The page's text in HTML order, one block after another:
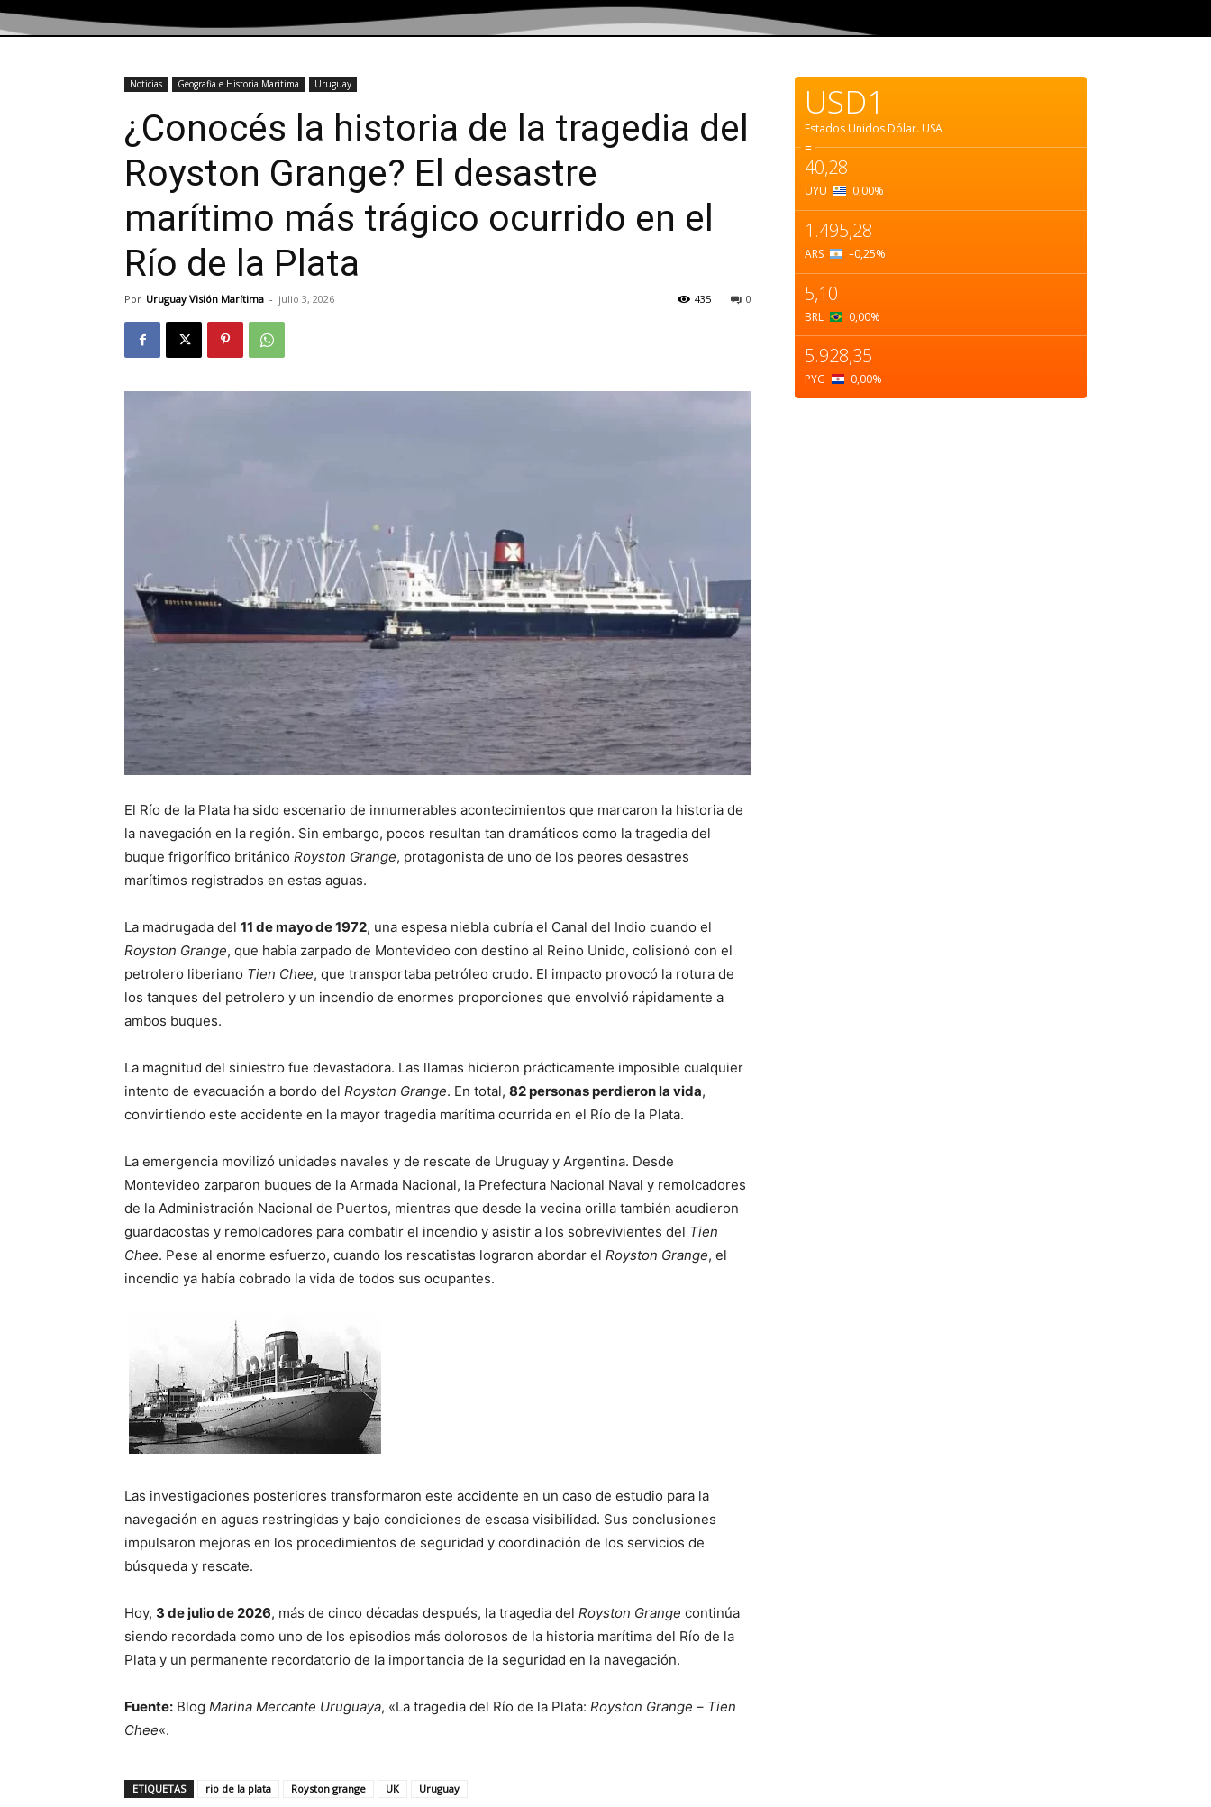
Noticias Geografia e Historia Maritima Uruguay
¿Conocés la historia de la tragedia del
Royston Grange? El desastre
marítimo más trágico ocurrido en el
Río de la Plata
Por Uruguay Visión Marítima - julio 3, 2026 0
435
El Río de la Plata ha sido escenario de innumerables acontecimientos que marcaron la historia de
la navegación en la región. Sin embargo, pocos resultan tan dramáticos como la tragedia del
buque frigorífico británico Royston Grange, protagonista de uno de los peores desastres
marítimos registrados en estas aguas.
La madrugada del 11 de mayo de 1972, una espesa niebla cubría el Canal del Indio cuando el
Royston Grange, que había zarpado de Montevideo con destino al Reino Unido, colisionó con el
petrolero liberiano Tien Chee, que transportaba petróleo crudo. El impacto provocó la rotura de
los tanques del petrolero y un incendio de enormes proporciones que envolvió rápidamente a
ambos buques.
La magnitud del siniestro fue devastadora. Las llamas hicieron prácticamente imposible cualquier
intento de evacuación a bordo del Royston Grange. En total, 82 personas perdieron la vida,
convirtiendo este accidente en la mayor tragedia marítima ocurrida en el Río de la Plata.
La emergencia movilizó unidades navales y de rescate de Uruguay y Argentina. Desde
Montevideo zarparon buques de la Armada Nacional, la Prefectura Nacional Naval y remolcadores
de la Administración Nacional de Puertos, mientras que desde la vecina orilla también acudieron
guardacostas y remolcadores para combatir el incendio y asistir a los sobrevivientes del Tien
Chee. Pese al enorme esfuerzo, cuando los rescatistas lograron abordar el Royston Grange, el
incendio ya había cobrado la vida de todos sus ocupantes.
Las investigaciones posteriores transformaron este accidente en un caso de estudio para la
navegación en aguas restringidas y bajo condiciones de escasa visibilidad. Sus conclusiones
impulsaron mejoras en los procedimientos de seguridad y coordinación de los servicios de
búsqueda y rescate.
Hoy, 3 de julio de 2026, más de cinco décadas después, la tragedia del Royston Grange continúa
siendo recordada como uno de los episodios más dolorosos de la historia marítima del Río de la
Plata y un permanente recordatorio de la importancia de la seguridad en la navegación.
Fuente: Blog Marina Mercante Uruguaya, «La tragedia del Río de la Plata: Royston Grange – Tien
Chee«.
ETIQUETAS rio de la plata Royston grange UK Uruguay
USD1
Estados Unidos Dólar. USA
=
40,28
UYU 0,00%
1.495,28
ARS –0,25%
5,10
BRL 0,00%
5.928,35
PYG 0,00%